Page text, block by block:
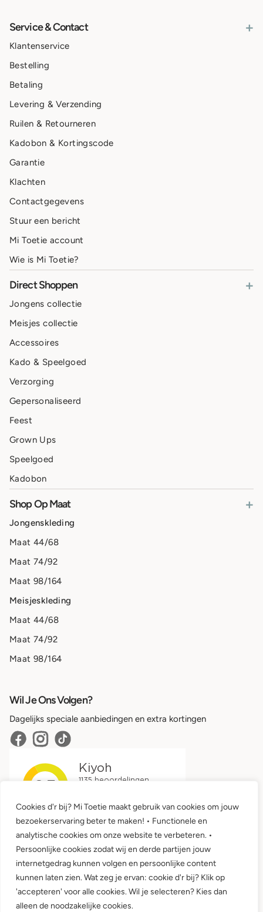
Cookies d'r bij? Mi Toetie maakt gebruik van cookies om jouw
bezoekerservaring beter te maken! • Functionele en
analytische cookies om onze website te verbeteren. •
Persoonlijke cookies zodat wij en derde partijen jouw
internetgedrag kunnen volgen en persoonlijke content
kunnen laten zien. Wat zeg je ervan: cookie d'r bij? Klik op
'accepteren' voor alle cookies. Wil je selecteren? Kies dan
alleen de noodzakelijke cookies.
Service & Contact +
Klantenservice
Bestelling
Betaling
Levering & Verzending
Ruilen & Retourneren
Kadobon & Kortingscode
Garantie
Klachten
Contactgegevens
Stuur een bericht
Mi Toetie account
Wie is Mi Toetie?
Direct Shoppen +
Jongens collectie
Meisjes collectie
Accessoires
Kado & Speelgoed
Verzorging
Gepersonaliseerd
Feest
Grown Ups
Speelgoed
Kadobon
Shop Op Maat +
Jongenskleding
Maat 44/68
Maat 74/92
Maat 98/164
Meisjeskleding
Maat 44/68
Maat 74/92
Maat 98/164
Wil Je Ons Volgen?
Dagelijks speciale aanbiedingen en extra kortingen
Algemene voorwaarden •